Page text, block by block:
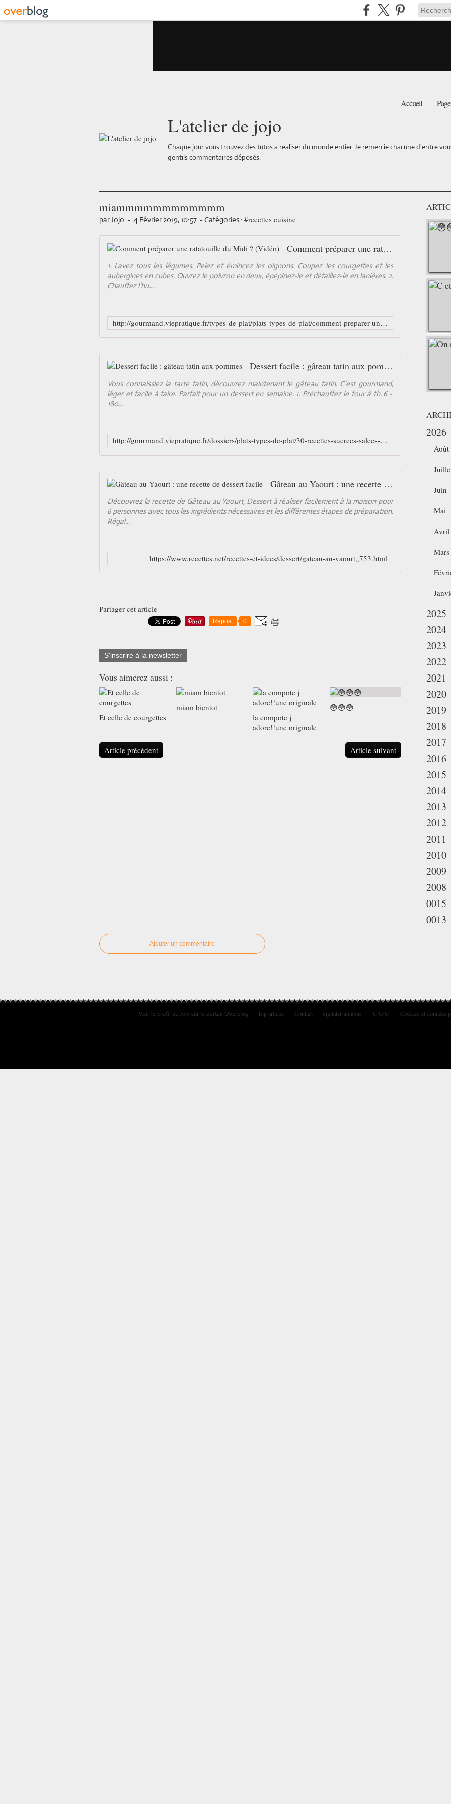
Accueil
L'atelier de jojo
Chaque jour vous trouvez des tutos a realiser du monde entier. Je remercie chacune d'entre
gentils commentaires déposés.
miammmmmmmmmmmm
par Jojo - 4 Février 2019, 10:57 - Catégories : #recettes cuisine
Comment préparer une ratatouille du Midi ? (Vidéo)
1. Lavez tous les légumes. Pelez et émincez les oignons. Coupez les courgettes et les
aubergines en cubes. Ouvrez le poivron en deux, épépinez-le et détaillez-le en lanières. 2.
Chauffez l'hu...
http://gourmand.viepratique.fr/types-de-plat/plats-types-de-plat/comment-preparer-une-ratatouille-du-midi-22926.html
Dessert facile : gâteau tatin aux pommes
Vous connaissiez la tarte tatin, découvrez maintenant le gâteau tatin. C'est gourmand,
léger et facile à faire. Parfait pour un dessert en semaine. 1. Préchauffez le four à th. 6 -
180...
http://gourmand.viepratique.fr/dossiers/plats-types-de-plat/30-recettes-sucrees-salees-delicieuses/dessert-facile-gateau-tatin-aux-pommes-23353.html
Gâteau au Yaourt : une recette de dessert facile
Découvrez la recette de Gâteau au Yaourt, Dessert à réaliser facilement à la maison pour
6 personnes avec tous les ingrédients nécessaires et les différentes étapes de préparation.
Régal...
https://www.recettes.net/recettes-et-idees/dessert/gateau-au-yaourt,,753.html
Partager cet article
Repost 0
S'inscrire à la newsletter
Vous aimerez aussi :
Et celle de courgettes
miam bientot
la compote j
adore!!une originale
😳😳😳
Article précédent Article suivant
Ajouter un commentaire
2026
Août
Juin
Mai
Avril
Mars
2025
2024
2023
2022
2021
2020
2019
2018
2017
2016
2015
2014
2013
2012
2011
2010
2009
2008
0015
0013
Voir le profil de Jojo sur le portail Overblog Top articles Contact Signaler un abus C.G.U. Cookies et données